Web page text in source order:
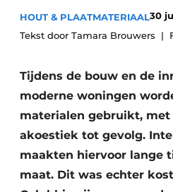
Vacatures
HOUT & PLAATMATERIAAL30
Tekst door Tamara Brouwers
Tijdens de bouw en de
moderne woningen
materialen gebruikt, met
akoestiek tot gevolg.
maakten hiervoor lange
maat. Dit was echter